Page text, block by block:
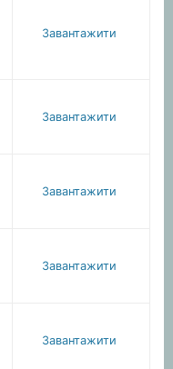
Завантажити
Завантажити
Завантажити
Завантажити
Завантажити